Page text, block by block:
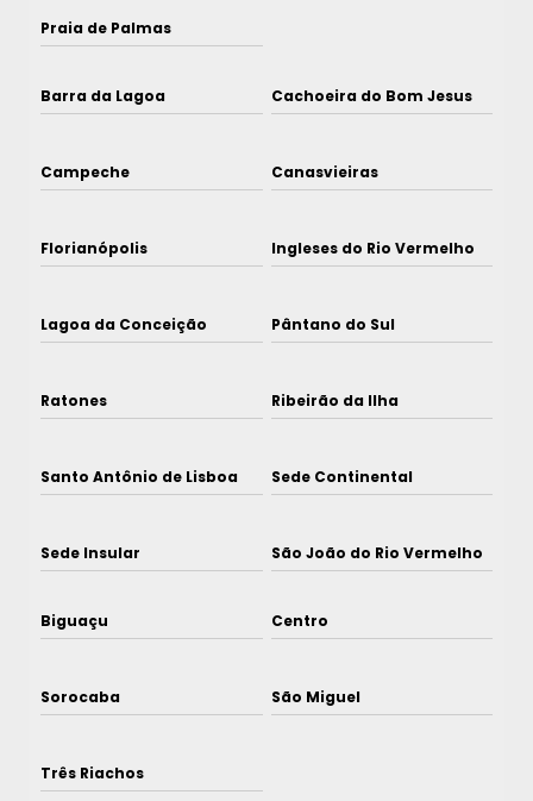
Praia de Palmas
Barra da Lagoa Cachoeira do Bom Jesus
Campeche Canasvieiras
Florianópolis Ingleses do Rio Vermelho
Lagoa da Conceição Pântano do Sul
Ratones Ribeirão da Ilha
Santo Antônio de Lisboa Sede Continental
Sede Insular São João do Rio Vermelho
Biguaçu Centro
Sorocaba São Miguel
Três Riachos